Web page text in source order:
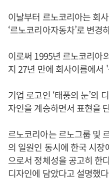
이날부터 르노코리아는 회
‘르노코리아자동차’로 변경
이로써 1995년 르노코리아
지 27년 만에 회사이름에서
기업 로고인 ‘태풍의 눈’의
자인을 계승하면서 표현을
르노코리아는 르노그룹 및
의 일원인 동시에 한국 시
으로서 정체성을 공고히 한
디자인에 담았다고 설명했